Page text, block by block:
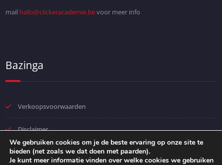
mail hallo@clickeracademie.bevoor meer info
Bazinga
Verkoopsvoorwaarden
Disclaimer
Privacybeleid
We gebruiken cookies om je de beste ervaring op onze site te
bieden (net zoals we dat doen met paarden).
Je kunt meer informatie vinden over welke cookies we gebruiken